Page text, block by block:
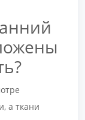
а ткани